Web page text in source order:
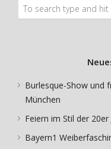
Burlesque-Show und
München
Feiern im Stil der 20er
Bayern1